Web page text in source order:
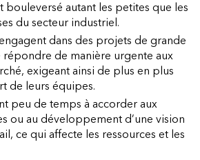
bouleversé autant les petites que les
du secteur industriel.
dans des projets de grande
répondre de manière urgente aux
exigeant ainsi de plus en plus
de leurs équipes.
peu de temps à accorder aux
ou au développement d’une vision
ce qui affecte les ressources et les